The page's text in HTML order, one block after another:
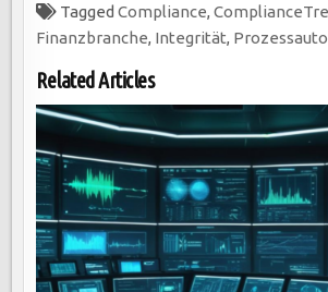
TaggedCompliance,
Finanzbranche, Integrität,
Related Articles